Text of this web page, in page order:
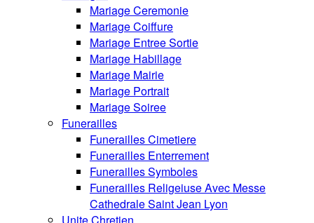
Mariage Ceremonie
Mariage Coiffure
Mariage Entree Sortie
Mariage Habillage
Mariage Mairie
Mariage Portrait
Mariage Soiree
Funerailles
Funerailles Cimetiere
Funerailles Enterrement
Funerailles Symboles
Funerailles Religeiuse Avec Messe
Cathedrale Saint Jean Lyon